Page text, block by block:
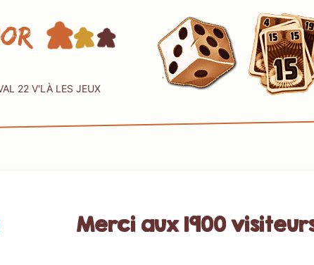
22 V'LÀ LES JEUX
Merci aux 1900